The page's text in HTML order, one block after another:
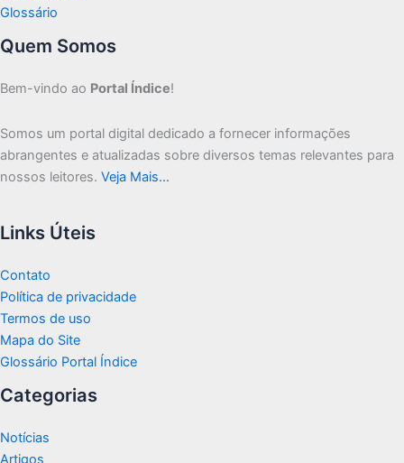
Glossário
Quem Somos
Bem-vindo ao Portal Índice!
Somos um portal digital dedicado a fornecer informações
abrangentes e atualizadas sobre diversos temas relevantes para
nossos leitores. Veja Mais…
Links Úteis
Contato
Política de privacidade
Termos de uso
Mapa do Site
Glossário Portal Índice
Categorias
Notícias
Artigos